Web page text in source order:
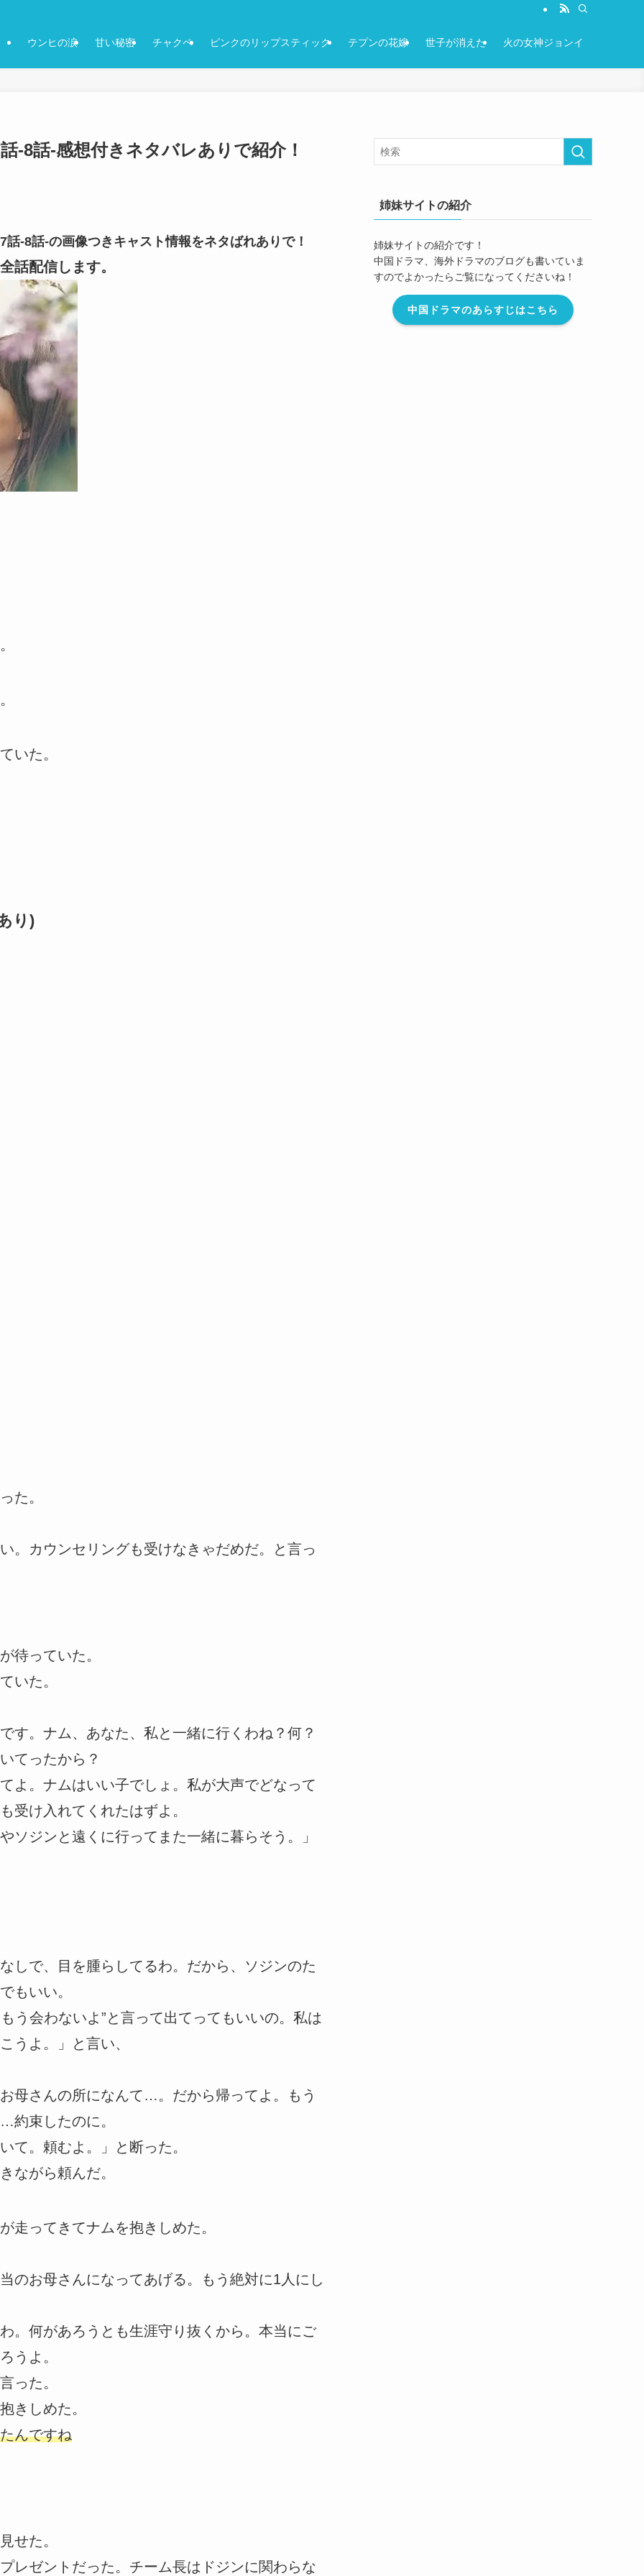
ウンヒの涙 甘い秘密 チャクペ ピンクのリップスティック テプンの花嫁 世子が消えた 火の女神ジョンイ
-8話-感想付きネタバレありで紹介！
-8話-の画像つきキャスト情報をネタばれありで！
話配信します。
いた。
り)
た。
。カウンセリングも受けなきゃだめだ。と言っ
待っていた。
いた。
す。ナム、あなた、私と一緒に行くわね？何？
てったから？
。ナムはいい子でしょ。私が大声でどなって
受け入れてくれたはずよ。
ジンと遠くに行ってまた一緒に暮らそう。」
しで、目を腫らしてるわ。だから、ソジンのた
もいい。
う会わないよ”と言って出てってもいいの。私は
うよ。」と言い、
母さんの所になんて…。だから帰ってよ。もう
約束したのに。
。頼むよ。」と断った。
ながら頼んだ。
走ってきてナムを抱きしめた。
のお母さんになってあげる。もう絶対に1人にし
何があろうとも生涯守り抜くから。本当にご
うよ。
った。
きしめた。
んですね
せた。
レゼントだった。チーム長はドジンに関わらな
姉妹サイトの紹介
姉妹サイトの紹介です！
中国ドラマ、海外ドラマのブログも書いていま
すのでよかったらご覧になってくださいね！
中国ドラマのあらすじはこちら